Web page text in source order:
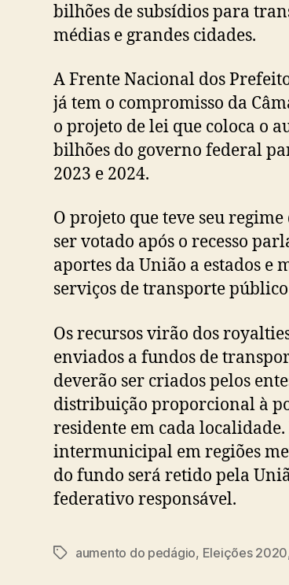
bilhões de subsídios para
médias e grandes cidades.
A Frente Nacional dos
já tem o compromisso da
o projeto de lei que coloca o
bilhões do governo federal
2023 e 2024.
O projeto que teve seu
ser votado após o recesso
aportes da União a estados e
serviços de transporte
Os recursos virão dos
enviados a fundos de
deverão ser criados pelos
distribuição proporcional à
residente em cada
intermunicipal em regiões
do fundo será retido pela
federativo responsável.
Tagsaumento do pedágio, Eleições 2020